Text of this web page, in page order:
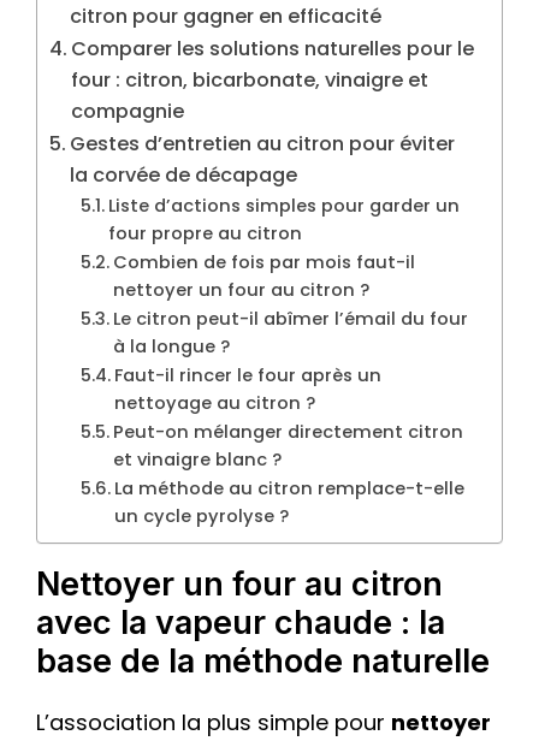
citron pour gagner en efficacité
Comparer les solutions naturelles pour le
four : citron, bicarbonate, vinaigre et
compagnie
Gestes d’entretien au citron pour éviter
la corvée de décapage
Liste d’actions simples pour garder un
four propre au citron
Combien de fois par mois faut-il
nettoyer un four au citron ?
Le citron peut-il abîmer l’émail du four
à la longue ?
Faut-il rincer le four après un
nettoyage au citron ?
Peut-on mélanger directement citron
et vinaigre blanc ?
La méthode au citron remplace-t-elle
un cycle pyrolyse ?
Nettoyer un four au citron
avec la vapeur chaude : la
base de la méthode naturelle
L’association la plus simple pour nettoyer